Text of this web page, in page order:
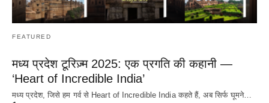
FEATURED
मध्य प्रदेश टूरिज़्म 2025: एक प्रगति की कहानी —
‘Heart of Incredible India’
मध्य प्रदेश, जिसे हम गर्व से Heart of Incredible India कहते हैं, अब सिर्फ घूमने…